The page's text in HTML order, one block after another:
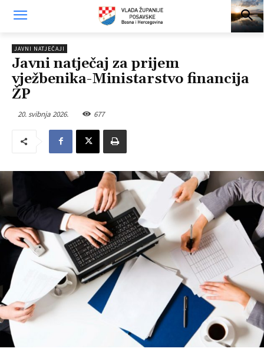
JAVNI NATJEČAJI
Javni natječaj za prijem
vježbenika-Ministarstvo financija
ŽP
20. svibnja 2026. 677